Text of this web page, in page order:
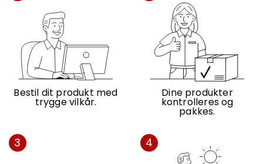
Bestil dit produkt med
trygge vilkår.
Dine produkter
kontrolleres og
pakkes.
3 4